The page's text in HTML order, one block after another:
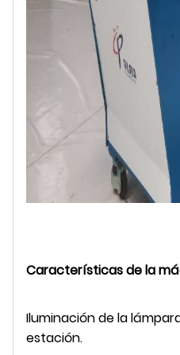
Características de la
Iluminación de la
estación.